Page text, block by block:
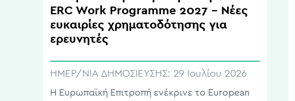
ERC Work Programme 2027 – Νέες
ευκαιρίες χρηματοδότησης για
ερευνητές
ΗΜΕΡ/ΝΙΑ ΔΗΜΟΣΙΕΥΣΗΣ: 29 Ιουλίου 2026
Η Ευρωπαϊκή Επιτροπή ενέκρινε το European